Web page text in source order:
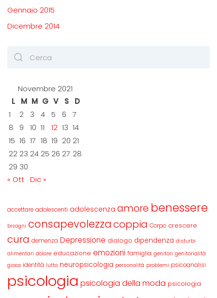
Gennaio 2015
Dicembre 2014
Novembre 2021
L
M M G V S
D
1
2 3 4 5 6
7
8
9 10 11 12 13 14
15 16 17 18 19 20 21
22 23 24 25 26 27 28
29 30
« Ott Dic »
accettare adolescenti adolescenza amore benessere
bisogni consapevolezzacoppia Corpo crescere
cura demenza Depressione dialogo dipendenza disturbi
alimentari dolore educazione emozioni famiglia genitori genitorialità
gioco identità lutto neuropsicologia personalità problemi psicoanalisi
psicologia psicologia della moda psicologia